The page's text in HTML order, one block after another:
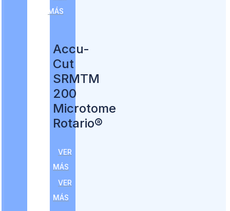
MÁS
Accu-
Cut
SRMTM
200
Microtome
Rotario®
VER
MÁS
VER
MÁS